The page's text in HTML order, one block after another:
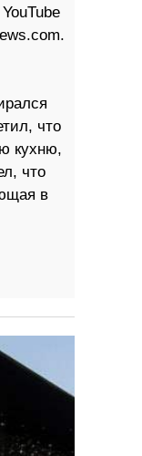
что
кухню,
что
в